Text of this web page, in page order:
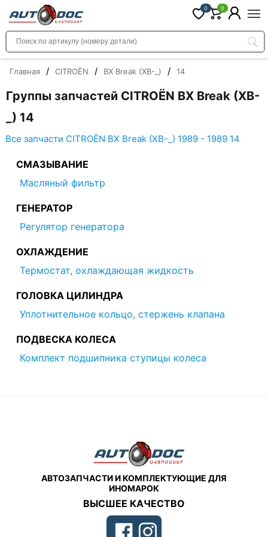
0 0
Главная / CITROËN / BX Break (XB-_) / 14
Группы запчастей CITROËN BX Break (XB-
_) 14
Все запчасти CITROËN BX Break (XB-_) 1989 - 1989 14
СМАЗЫВАНИЕ
Масляный фильтр
ГЕНЕРАТОР
Регулятор генератора
ОХЛАЖДЕНИЕ
Термостат, охлаждающая жидкость
ГОЛОВКА ЦИЛИНДРА
Уплотнительное кольцо, стержень клапана
ПОДВЕСКА КОЛЕСА
Комплект подшипника ступицы колеса
АВТОЗАПЧАСТИ И КОМПЛЕКТУЮЩИЕ ДЛЯ
ИНОМАРОК
ВЫСШЕЕ КАЧЕСТВО